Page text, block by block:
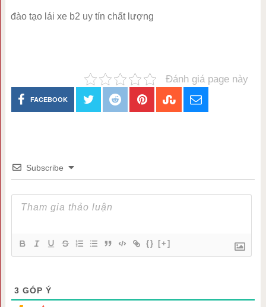
đào tạo lái xe b2 uy tín chất lượng
Đánh giá page này
FACEBOOK
Subscribe
{} [+]
3 GÓP Ý